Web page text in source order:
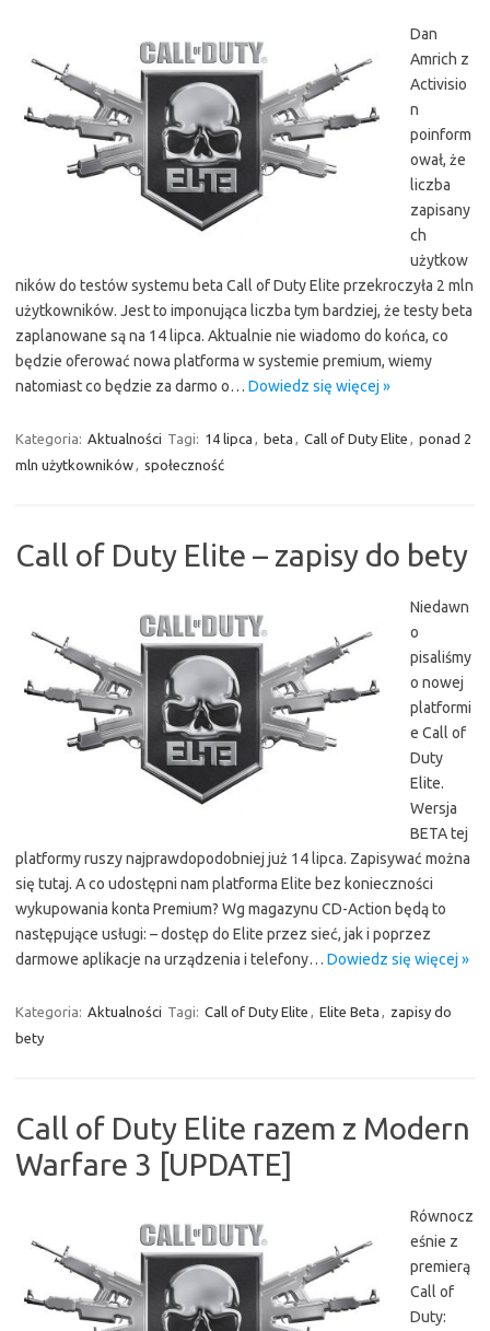
Dan
Amrich z
Activisio
n
poinform
ował, że
liczba
zapisany
ch
użytkow
ników do testów systemu beta Call of Duty Elite przekroczyła 2 mln
użytkowników. Jest to imponująca liczba tym bardziej, że testy beta
zaplanowane są na 14 lipca. Aktualnie nie wiadomo do końca, co
będzie oferować nowa platforma w systemie premium, wiemy
natomiast co będzie za darmo o… Dowiedz się więcej »
Kategoria: Aktualności Tagi: 14 lipca beta Call of Duty Elite
ponad 2
mln użytkowników
społeczność
Call of Duty Elite – zapisy do bety
Niedawn
o
pisaliśmy
o nowej
platformi
e Call of
Duty
Elite.
Wersja
BETA tej
platformy ruszy najprawdopodobniej już 14 lipca. Zapisywać można
się tutaj. A co udostępni nam platforma Elite bez konieczności
wykupowania konta Premium? Wg magazynu CD-Action będą to
następujące usługi: – dostęp do Elite przez sieć, jak i poprzez
darmowe aplikacje na urządzenia i telefony… Dowiedz się więcej »
Kategoria: Aktualności Tagi: Call of Duty Elite Elite Beta
zapisy do
bety
Call of Duty Elite razem z Modern
Warfare 3 [UPDATE]
Równocz
eśnie z
premierą
Call of
Duty: